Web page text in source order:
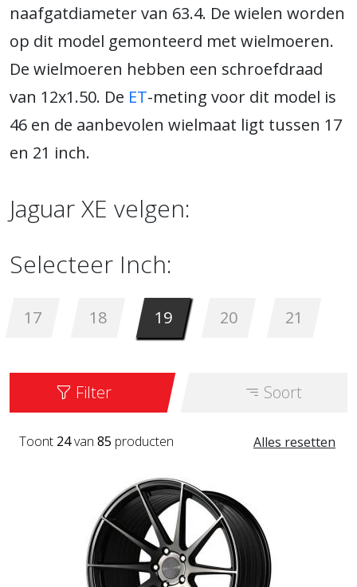
naafgatdiameter van 63.4. De wielen worden
op dit model gemonteerd met wielmoeren.
De wielmoeren hebben een schroefdraad
van 12x1.50. De ET-meting voor dit model is
46 en de aanbevolen wielmaat ligt tussen 17
en 21 inch.
Jaguar XE velgen:
Selecteer Inch:
17 18 19 20 21
Filter Soort
Alles resetten
Toont 24van 85 producten